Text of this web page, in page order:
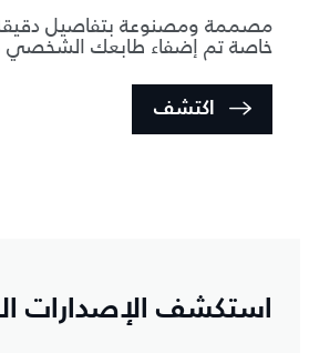
مصممة ومصنوعة بتفاصيل
خاصة تم إضفاء طابعك الشخصي
اكتشف
استكشف الإصدارات